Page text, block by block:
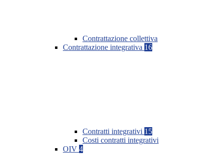
Contrattazione collettiva
Contrattazione integrativa 16
Contratti integrativi 15
Costi contratti integrativi
OIV 4